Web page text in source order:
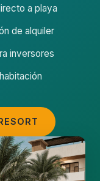
a playa
de alquiler
inversores